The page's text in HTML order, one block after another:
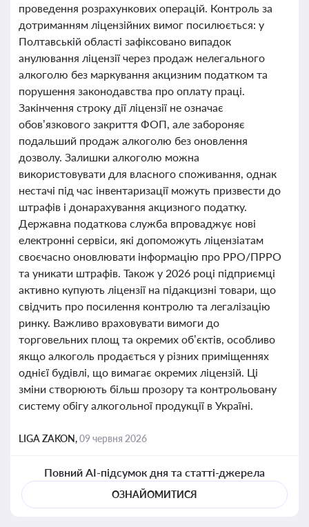
проведення розрахункових операцій. Контроль за
дотриманням ліцензійних вимог посилюється: у
Полтавській області зафіксовано випадок
анулювання ліцензії через продаж нелегального
алкоголю без маркування акцизним податком та
порушення законодавства про оплату праці.
Закінчення строку дії ліцензії не означає
обов’язкового закриття ФОП, але забороняє
подальший продаж алкоголю без оновлення
дозволу. Залишки алкоголю можна
використовувати для власного споживання, однак
нестачі під час інвентаризації можуть призвести до
штрафів і донарахування акцизного податку.
Державна податкова служба впроваджує нові
електронні сервіси, які допоможуть ліцензіатам
своєчасно оновлювати інформацію про РРО/ПРРО
та уникати штрафів. Також у 2026 році підприємці
активно купують ліцензії на підакцизні товари, що
свідчить про посилення контролю та легалізацію
ринку. Важливо враховувати вимоги до
торговельних площ та окремих об’єктів, особливо
якщо алкоголь продається у різних приміщеннях
однієї будівлі, що вимагає окремих ліцензій. Ці
зміни створюють більш прозору та контрольовану
систему обігу алкогольної продукції в Україні.
LIGA ZAKON,09 червня 2026
Повний AI-підсумок дня та статті-джерела
ОЗНАЙОМИТИСЯ